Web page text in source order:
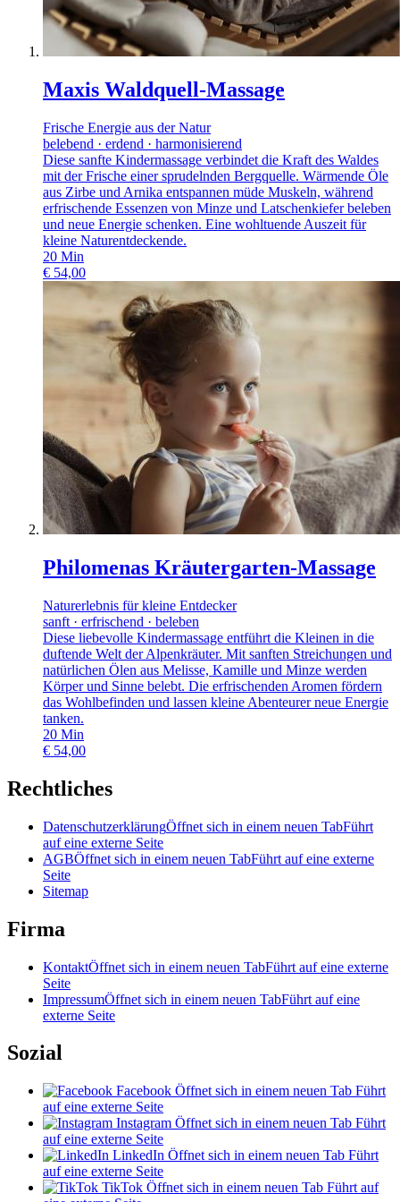
Maxis Waldquell-Massage
Frische Energie aus der Natur
belebend · erdend · harmonisierend
Diese sanfte Kindermassage verbindet die Kraft des Waldes
mit der Frische einer sprudelnden Bergquelle. Wärmende Öle
aus Zirbe und Arnika entspannen müde Muskeln, während
erfrischende Essenzen von Minze und Latschenkiefer beleben
und neue Energie schenken. Eine wohltuende Auszeit für
kleine Naturentdeckende.
20 Min
€ 54,00
Philomenas Kräutergarten-Massage
Naturerlebnis für kleine Entdecker
sanft · erfrischend · beleben
Diese liebevolle Kindermassage entführt die Kleinen in die
duftende Welt der Alpenkräuter. Mit sanften Streichungen und
natürlichen Ölen aus Melisse, Kamille und Minze werden
Körper und Sinne belebt. Die erfrischenden Aromen fördern
das Wohlbefinden und lassen kleine Abenteurer neue Energie
tanken.
20 Min
€ 54,00
Rechtliches
DatenschutzerklärungÖffnet sich in einem neuen TabFührt
auf eine externe Seite
AGBÖffnet sich in einem neuen TabFührt auf eine externe
Seite
Sitemap
Firma
KontaktÖffnet sich in einem neuen TabFührt auf eine externe
Seite
ImpressumÖffnet sich in einem neuen TabFührt auf eine
externe Seite
Sozial
Facebook Öffnet sich in einem neuen Tab Führt
auf eine externe Seite
Instagram Öffnet sich in einem neuen Tab Führt
auf eine externe Seite
LinkedIn Öffnet sich in einem neuen Tab Führt
auf eine externe Seite
TikTok Öffnet sich in einem neuen Tab Führt auf